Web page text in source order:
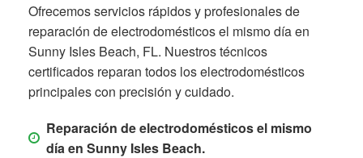
Ofrecemos servicios rápidos y profesionales de
reparación de electrodomésticos el mismo día en
Sunny Isles Beach, FL. Nuestros técnicos
certificados reparan todos los electrodomésticos
principales con precisión y cuidado.
Reparación de electrodomésticos el mismo
día en Sunny Isles Beach.